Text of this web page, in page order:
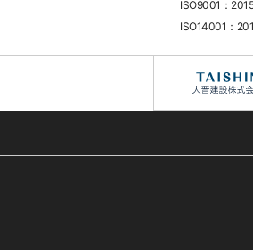
ISO9001：
ISO14001：